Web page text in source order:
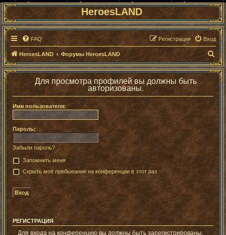
HeroesLAND
FAQ Вход
Регистрация
HeroesLAND Форумы HeroesLAND
П
о
и
к
Для просмотра профилей вы должны быть
авторизованы.
Имя пользователя:
Пароль:
Забыли пароль?
Запомнить меня
Скрыть моё пребывание на конференции в этот раз
РЕГИСТРАЦИЯ
Для входа на конференцию вы должны быть зарегистрированы.